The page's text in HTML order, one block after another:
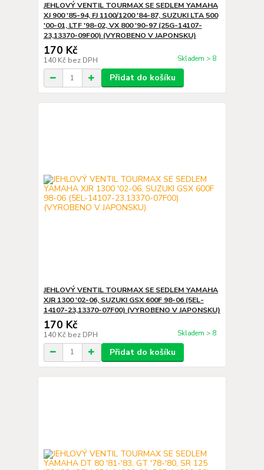
JEHLOVÝ VENTIL TOURMAX SE SEDLEM YAMAHA
XJ 900 '85-94, FJ 1100/1200 '84-87, SUZUKI LTA 500
'00-01, LTF '98-02, VX 800 '90-97 (25G-14107-
23,13370-09F00) (VYROBENO V JAPONSKU)
170 Kč
140 Kč bez DPH Skladem > 8
Přidat do košíku
JEHLOVÝ VENTIL TOURMAX SE SEDLEM YAMAHA
XJR 1300 '02-06, SUZUKI GSX 600F 98-06 (5EL-
14107-23,13370-07F00) (VYROBENO V JAPONSKU)
170 Kč
140 Kč bez DPH Skladem > 8
Přidat do košíku